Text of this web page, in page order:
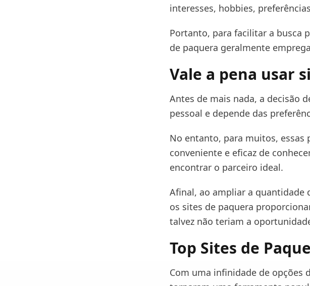
interesses, hobbies,
Portanto, para facilitar a busca
de paquera geralmente
Vale a pena usar
Antes de mais nada, a decisão
pessoal e depende das
No entanto, para muitos,
conveniente e eficaz de
encontrar o parceiro ideal.
Afinal, ao ampliar a quantidade
os sites de paquera
talvez não teriam a
Top Sites de
Com uma infinidade de opções